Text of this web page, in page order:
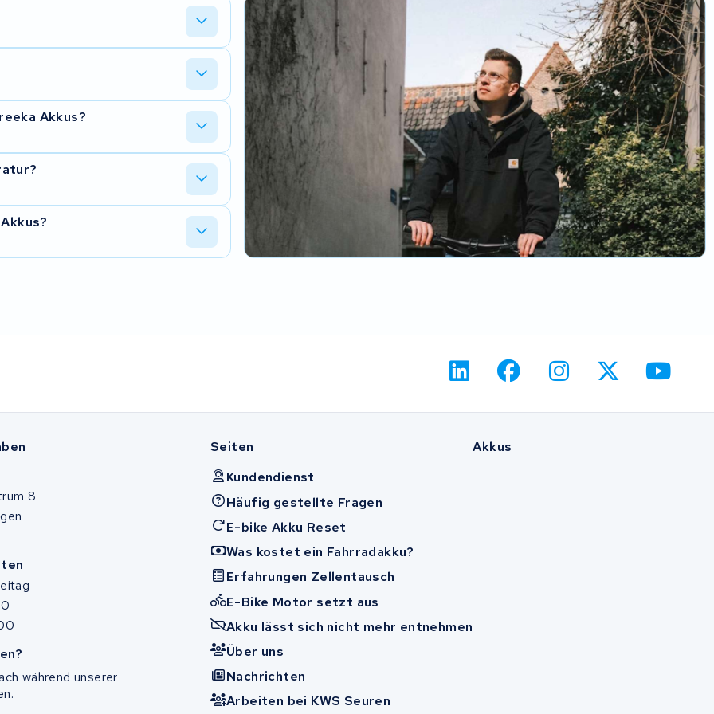
Erfahrung mit verschiedenen
sein sollte, teilen wir dir das ehrlich
Arbeitstagen - abhängig davon,
ist. Nach Eingang deines Akkus
Akkus?
die eingebauten Zellen und unsere
nach der Reparatur
8
während unserer
Seiten
Kundendienst
Häufig gestellte Fragen
E-bike Akku Reset
Was kostet ein Fahrradakku?
Erfahrungen Zellentausch
E-Bike Motor setzt aus
Akku lässt sich nicht mehr entnehmen
Über uns
Nachrichten
Arbeiten bei KWS Seuren
Akkus